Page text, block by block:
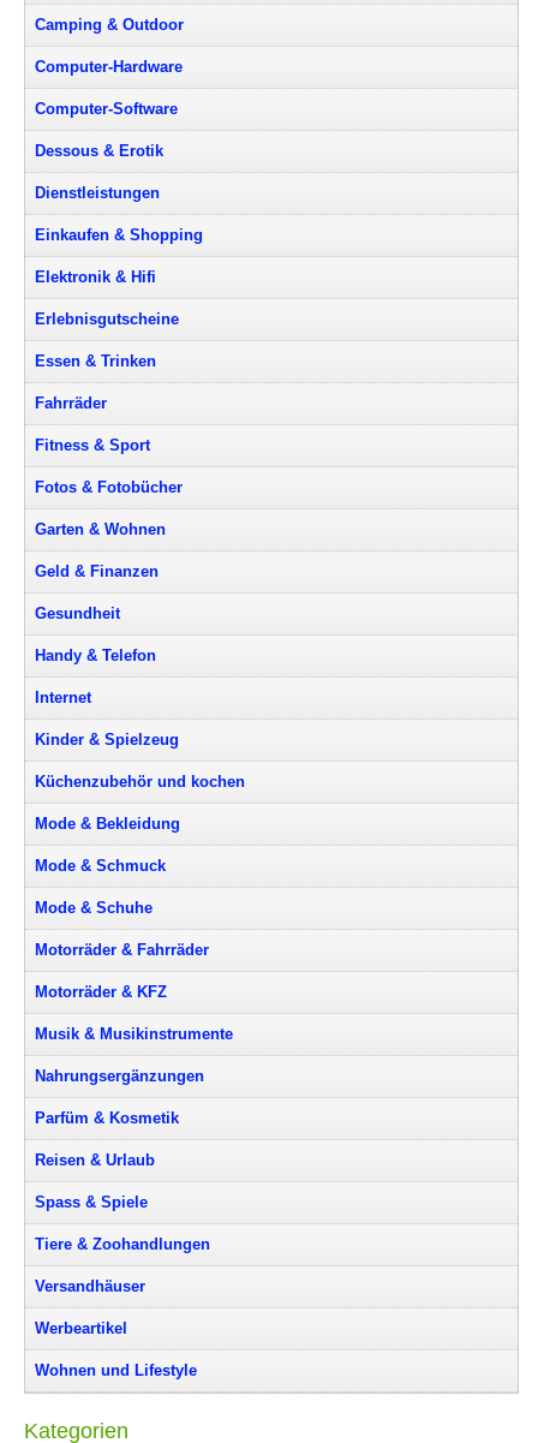
Camping & Outdoor
Computer-Hardware
Computer-Software
Dessous & Erotik
Dienstleistungen
Einkaufen & Shopping
Elektronik & Hifi
Erlebnisgutscheine
Essen & Trinken
Fahrräder
Fitness & Sport
Fotos & Fotobücher
Garten & Wohnen
Geld & Finanzen
Gesundheit
Handy & Telefon
Internet
Kinder & Spielzeug
Küchenzubehör und kochen
Mode & Bekleidung
Mode & Schmuck
Mode & Schuhe
Motorräder & Fahrräder
Motorräder & KFZ
Musik & Musikinstrumente
Nahrungsergänzungen
Parfüm & Kosmetik
Reisen & Urlaub
Spass & Spiele
Tiere & Zoohandlungen
Versandhäuser
Werbeartikel
Wohnen und Lifestyle
Kategorien